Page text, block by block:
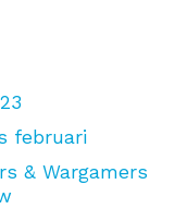
februari
& Wargamers